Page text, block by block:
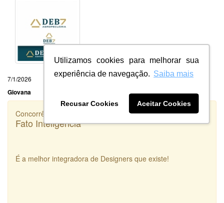
Utilizamos cookies para melhorar sua
experiência de navegação. Saiba mais
Recusar Cookies Aceitar Cookies
7/1/2026
Giovana
Concorrência
Fato Inteligência
É a melhor integradora de Designers que existe!